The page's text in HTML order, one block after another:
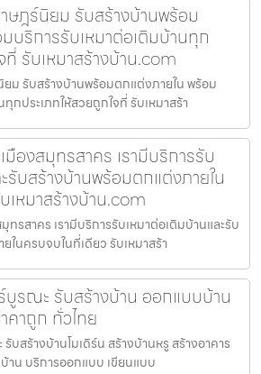
ษฎร์นิยม รับสร้างบ้านพร้อม
บริการรับเหมาต่อเติมบ้านทุก
ที่ รับเหมาสร้างบ้าน.com
ยม รับสร้างบ้านพร้อมตกแต่งภายใน พร้อม
กประเภทให้สวยถูกใจที่ รับเหมาสร้า
องสมุทรสาคร เรามีบริการรับ
รับสร้างบ้านพร้อมตกแต่งภายใน
เหมาสร้างบ้าน.com
รสาคร เรามีบริการรับเหมาต่อเติมบ้านและรับ
นครบจบในที่เดียว รับเหมาสร้า
บูรณะ รับสร้างบ้าน ออกแบบบ้าน
คาถูก ทั่วไทย
บสร้างบ้านโมเดิร์น สร้างบ้านหรู สร้างอาคาร
าน บริการออกแบบ เขียนแบบ